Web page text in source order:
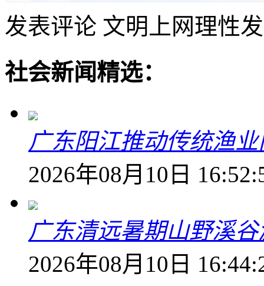
发表评论 文明上网理性
社会新闻精选：
广东阳江推动传统渔
2026年08月10日
广东清远暑期山野溪
2026年08月10日